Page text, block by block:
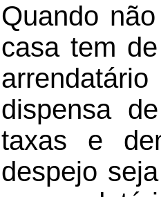
Quando
casa tem
dispensa
taxas e
despejo